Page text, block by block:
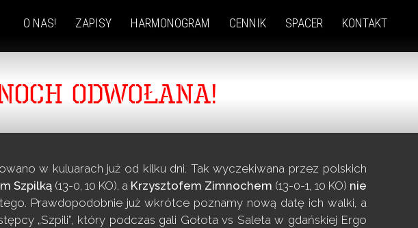
O NAS! ZAPISY HARMONOGRAM CENNIK SPACER KONTAKT
ODWOŁANA!
w kuluarach już od kilku dni. Tak wyczekiwana przez polskich
Szpilką(13-0, 10 KO), a Krzysztofem Zimnochem (13-0-1, 10 KO) nie
Prawdopodobnie już wkrótce poznamy nową datę ich walki, a
„Szpili”, który podczas gali Gołota vs Saleta w gdańskiej Ergo